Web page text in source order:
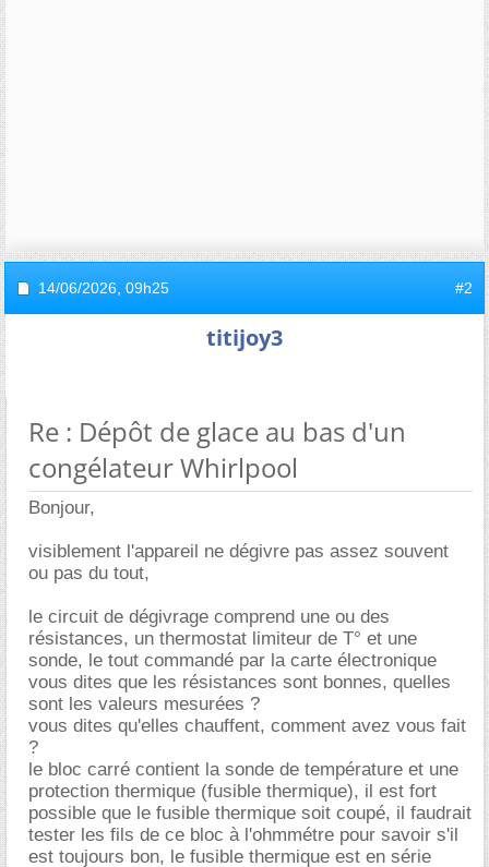
14/06/2026, 09h25 #2
titijoy3
Re : Dépôt de glace au bas d'un
congélateur Whirlpool
Bonjour,
visiblement l'appareil ne dégivre pas assez souvent
ou pas du tout,
le circuit de dégivrage comprend une ou des
résistances, un thermostat limiteur de T° et une
sonde, le tout commandé par la carte électronique
vous dites que les résistances sont bonnes, quelles
sont les valeurs mesurées ?
vous dites qu'elles chauffent, comment avez vous fait
?
le bloc carré contient la sonde de température et une
protection thermique (fusible thermique), il est fort
possible que le fusible thermique soit coupé, il faudrait
tester les fils de ce bloc à l'ohmmétre pour savoir s'il
est toujours bon, le fusible thermique est en série